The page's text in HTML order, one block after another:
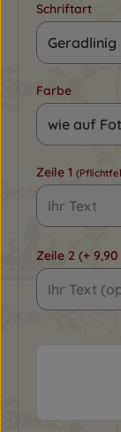
Schriftart
Farbe
Zeile 1
Zeile 2 (+